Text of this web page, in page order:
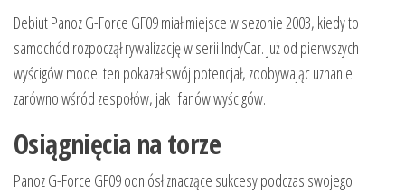
Debiut Panoz G-Force GF09 miał miejsce w sezonie 2003, kiedy to
samochód rozpoczął rywalizację w serii IndyCar. Już od pierwszych
wyścigów model ten pokazał swój potencjał, zdobywając uznanie
zarówno wśród zespołów, jak i fanów wyścigów.
Osiągnięcia na torze
Panoz G-Force GF09 odniósł znaczące sukcesy podczas swojego